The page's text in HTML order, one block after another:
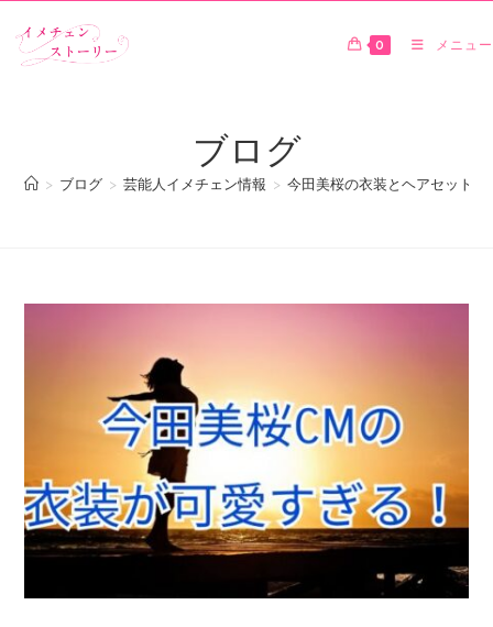
0 メニュー
ブログ
> ブログ > 芸能人イメチェン情報 > 今田美桜の衣装とヘアセットが